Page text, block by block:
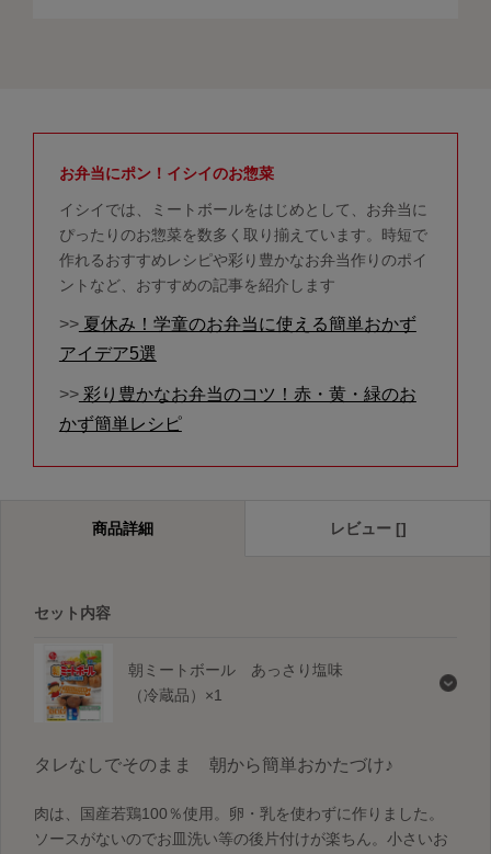
お弁当にポン！イシイのお惣菜
イシイでは、ミートボールをはじめとして、お弁当に
ぴったりのお惣菜を数多く取り揃えています。時短で
作れるおすすめレシピや彩り豊かなお弁当作りのポイ
ントなど、おすすめの記事を紹介します
>>夏休み！学童のお弁当に使える簡単おかず
アイデア5選
>>彩り豊かなお弁当のコツ！赤・黄・緑のお
かず簡単レシピ
商品詳細 レビュー []
セット内容
朝ミートボール あっさり塩味
（冷蔵品）×1
タレなしでそのまま 朝から簡単おかたづけ♪
肉は、国産若鶏100％使用。卵・乳を使わずに作りました。
ソースがないのでお皿洗い等の後片付けが楽ちん。小さいお